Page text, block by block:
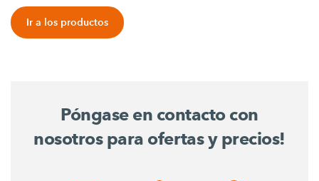
Ir a los productos
Póngase en contacto con
nosotros para ofertas y precios!